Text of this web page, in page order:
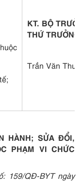
KT. BỘ
THỨ TRƯỞNG
Trần Văn
HÀNH; SỬA ĐỔI,
PHẠM VI CHỨC
159/QĐ-BYT ngày